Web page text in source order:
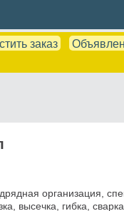
заказ
организация,
высечка, гибка,